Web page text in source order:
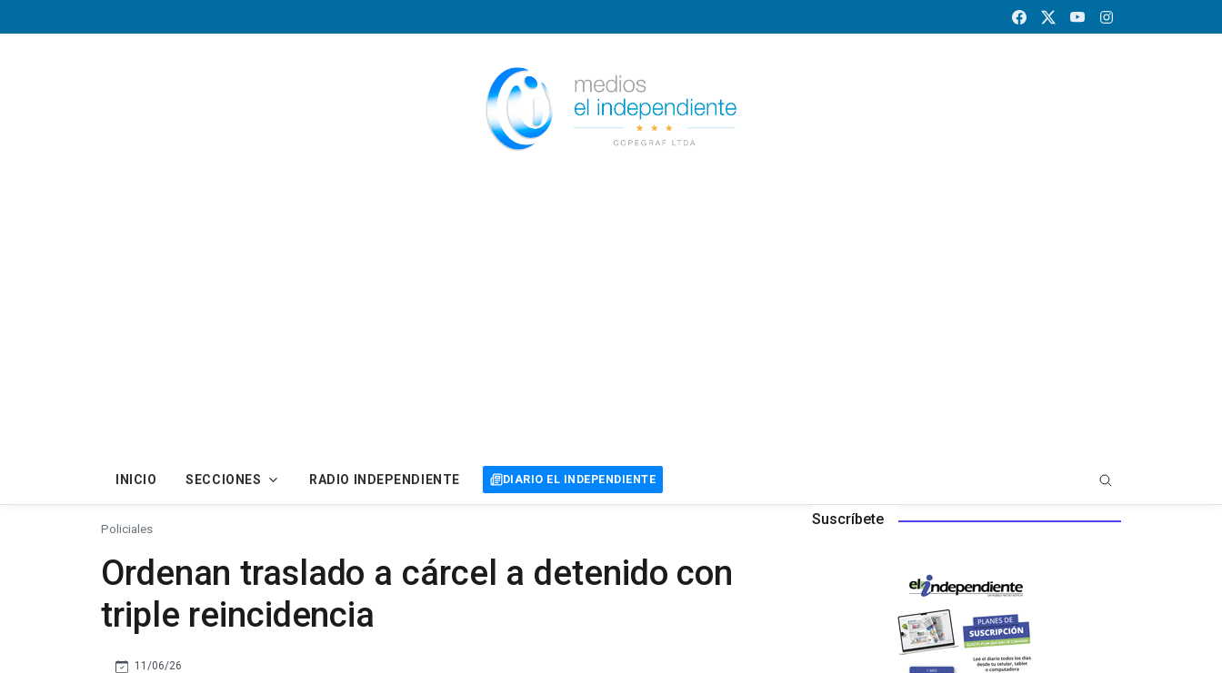
INICIO SECCIONES RADIO INDEPENDIENTE DIARIO EL INDEPENDIENTE
Policiales
Ordenan traslado a cárcel a detenido con
triple reincidencia
11/06/26
Suscríbete